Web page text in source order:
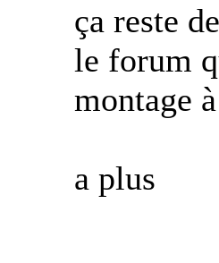
ça reste
le forum
montage
a plus